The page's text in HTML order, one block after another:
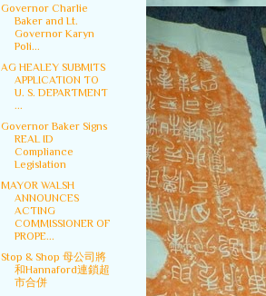
Governor Charlie
Baker and Lt.
Governor Karyn
Poli...
AG HEALEY SUBMITS
APPLICATION TO
U. S. DEPARTMENT
...
Governor Baker Signs
REAL ID
Compliance
Legislation
MAYOR WALSH
ANNOUNCES
ACTING
COMMISSIONER OF
PROPE...
Stop & Shop 母公司將
和Hannaford連鎖超
市合併